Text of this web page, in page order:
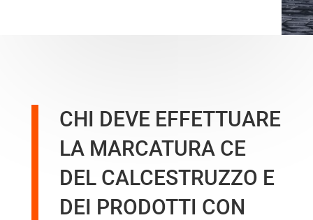
CHI DEVE EFFETTUARE
LA MARCATURA CE
DEL CALCESTRUZZO E
DEI PRODOTTI CON